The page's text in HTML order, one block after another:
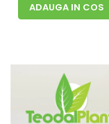
ADAUGA IN COS